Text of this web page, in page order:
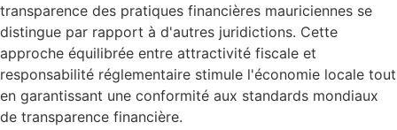
transparence des pratiques financières mauriciennes se
distingue par rapport à d'autres juridictions. Cette
approche équilibrée entre attractivité fiscale et
responsabilité réglementaire stimule l'économie locale tout
en garantissant une conformité aux standards mondiaux
de transparence financière.